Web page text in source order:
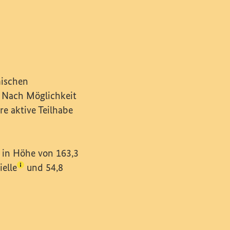
Nach Möglichkeit
aktive Teilhabe
Höhe von 163,3
(Lexikon-Eintrag zum Begriff aufrufen)
und 54,8
aufrufen)